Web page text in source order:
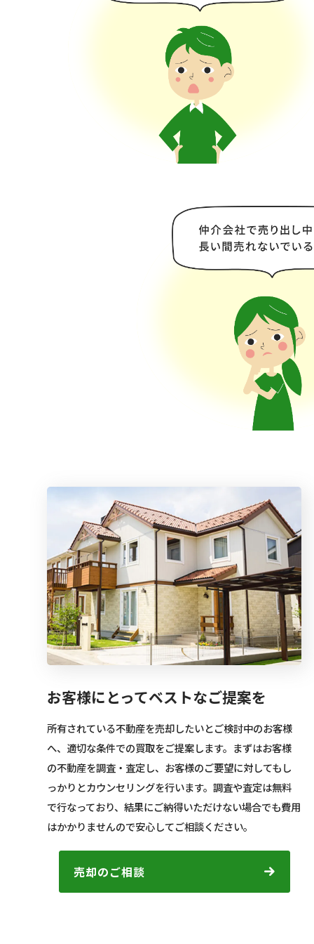
お客様にとってベストなご提案を
所有されている不動産を売却したいとご検討中のお客様
へ、適切な条件での買取をご提案します。まずはお客様
の不動産を調査・査定し、お客様のご要望に対してもし
っかりとカウンセリングを行います。調査や査定は無料
で行なっており、結果にご納得いただけない場合でも費用
はかかりませんので安心してご相談ください。
売却のご相談